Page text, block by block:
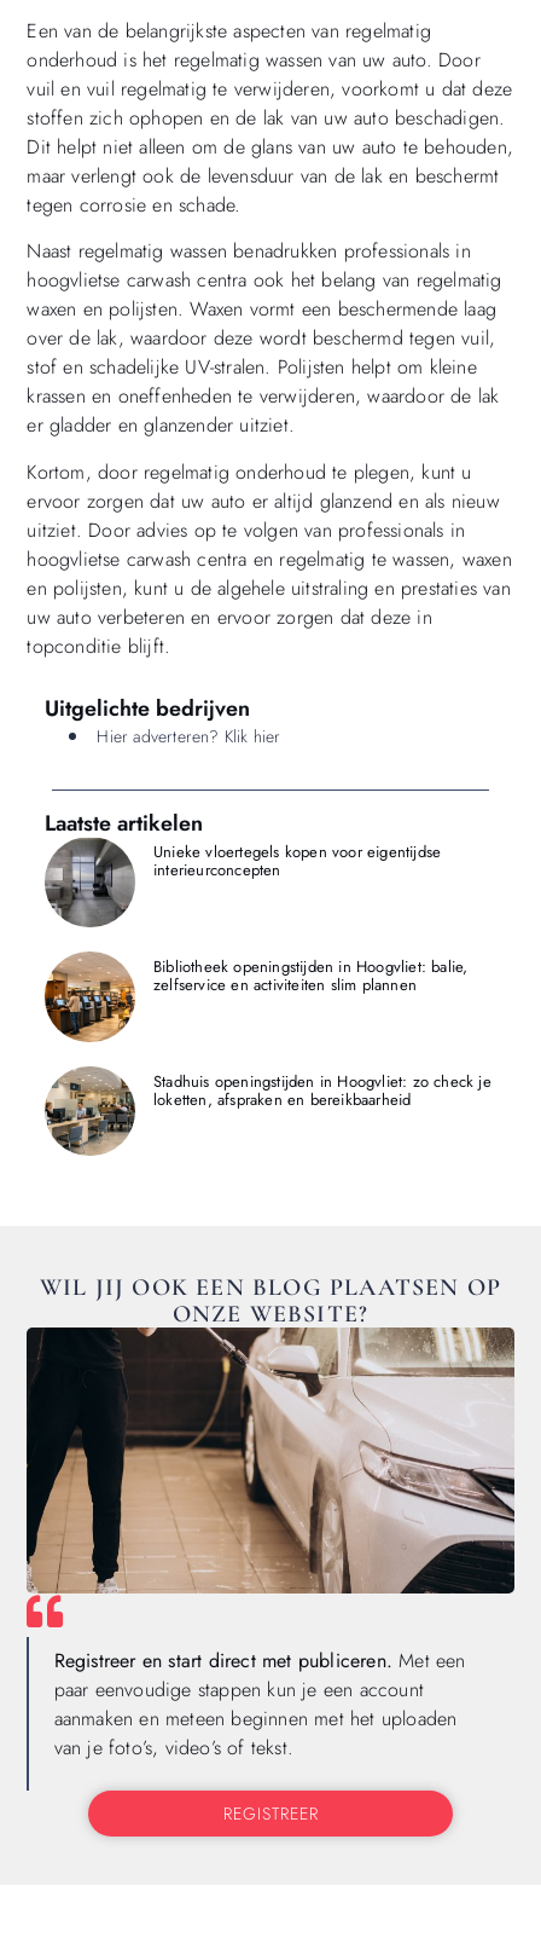
Een van de belangrijkste aspecten van regelmatig
onderhoud is het regelmatig wassen van uw auto. Door
vuil en vuil regelmatig te verwijderen, voorkomt u dat deze
stoffen zich ophopen en de lak van uw auto beschadigen.
Dit helpt niet alleen om de glans van uw auto te behouden,
maar verlengt ook de levensduur van de lak en beschermt
tegen corrosie en schade.
Naast regelmatig wassen benadrukken professionals in
hoogvlietse carwash centra ook het belang van regelmatig
waxen en polijsten. Waxen vormt een beschermende laag
over de lak, waardoor deze wordt beschermd tegen vuil,
stof en schadelijke UV-stralen. Polijsten helpt om kleine
krassen en oneffenheden te verwijderen, waardoor de lak
er gladder en glanzender uitziet.
Kortom, door regelmatig onderhoud te plegen, kunt u
ervoor zorgen dat uw auto er altijd glanzend en als nieuw
uitziet. Door advies op te volgen van professionals in
hoogvlietse carwash centra en regelmatig te wassen, waxen
en polijsten, kunt u de algehele uitstraling en prestaties van
uw auto verbeteren en ervoor zorgen dat deze in
topconditie blijft.
Uitgelichte bedrijven
Hier adverteren? Klik hier
Laatste artikelen
Unieke vloertegels kopen voor eigentijdse
interieurconcepten
Bibliotheek openingstijden in Hoogvliet: balie,
zelfservice en activiteiten slim plannen
Stadhuis openingstijden in Hoogvliet: zo check je
loketten, afspraken en bereikbaarheid
WIL JIJ OOK EEN BLOG PLAATSEN OP
ONZE WEBSITE?
Registreer en start direct met publiceren. Met een
paar eenvoudige stappen kun je een account
aanmaken en meteen beginnen met het uploaden
van je foto’s, video’s of tekst.
REGISTREER